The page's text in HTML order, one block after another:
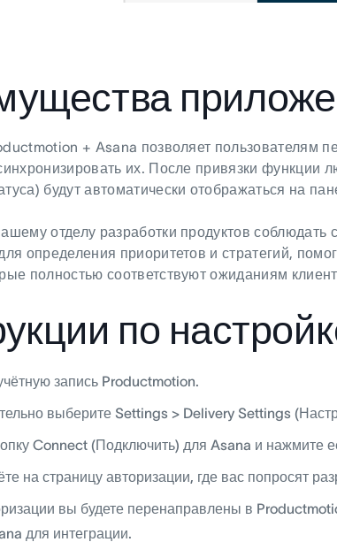
+ Asana позволяет пользователям
их. После привязки
будут автоматически отображаться на
отделу разработки продуктов
определения приоритетов и стратегий,
полностью соответствуют ожиданиям
по
запись Productmotion.
выберите Settings > Delivery Settings
Connect (Подключить) для Asana и нажмите
на страницу авторизации, где вас попросят
вы будете перенаправлены в
для интеграции.